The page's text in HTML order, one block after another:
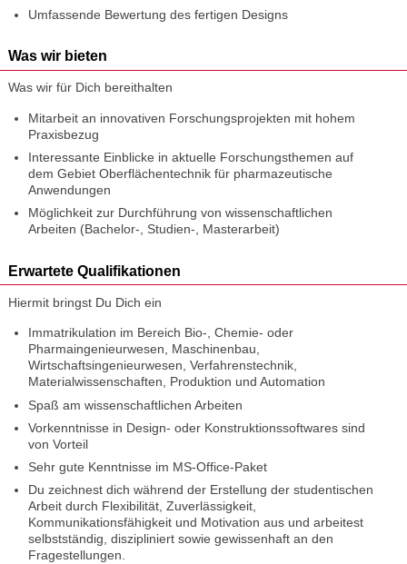
Umfassende Bewertung des fertigen Designs
Was wir bieten
Was wir für Dich bereithalten
Mitarbeit an innovativen Forschungsprojekten mit hohem
Praxisbezug
Interessante Einblicke in aktuelle Forschungsthemen auf
dem Gebiet Oberflächentechnik für pharmazeutische
Anwendungen
Möglichkeit zur Durchführung von wissenschaftlichen
Arbeiten (Bachelor-, Studien-, Masterarbeit)
Erwartete Qualifikationen
Hiermit bringst Du Dich ein
Immatrikulation im Bereich Bio-, Chemie- oder
Pharmaingenieurwesen, Maschinenbau,
Wirtschaftsingenieurwesen, Verfahrenstechnik,
Materialwissenschaften, Produktion und Automation
Spaß am wissenschaftlichen Arbeiten
Vorkenntnisse in Design- oder Konstruktionssoftwares sind
von Vorteil
Sehr gute Kenntnisse im MS-Office-Paket
Du zeichnest dich während der Erstellung der studentischen
Arbeit durch Flexibilität, Zuverlässigkeit,
Kommunikationsfähigkeit und Motivation aus und arbeitest
selbstständig, diszipliniert sowie gewissenhaft an den
Fragestellungen.